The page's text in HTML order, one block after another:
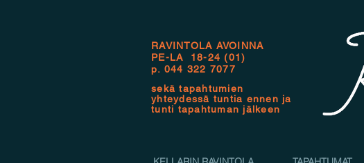
RAVINTOLA AVOINNA
PE-LA 18-24 (01)
p. 044 322 7077
sekä tapahtumien
yhteydessä tuntia ennen ja
tunti tapahtuman jälkeen